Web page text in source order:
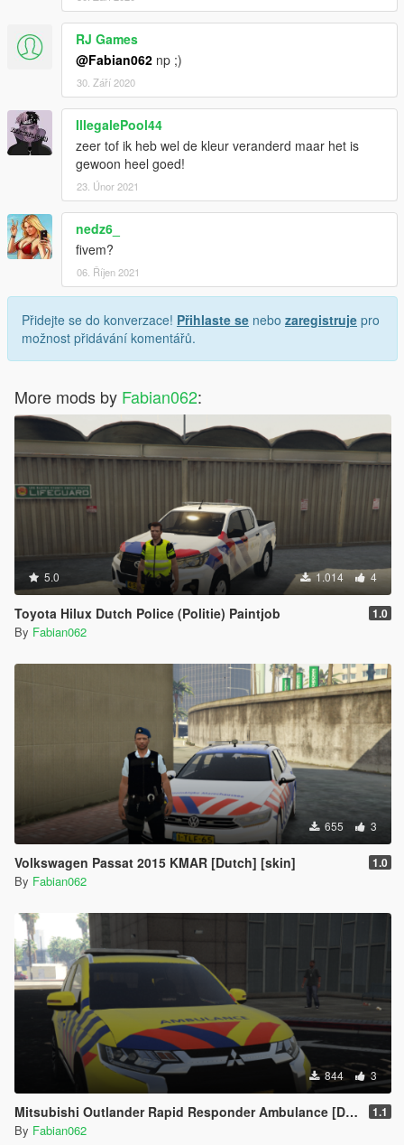
RJ Games
@Fabian062 np ;)
30. Září 2020
IllegalePool44
zeer tof ik heb wel de kleur veranderd maar het is
gewoon heel goed!
23. Únor 2021
nedz6_
fivem?
06. Říjen 2021
Přidejte se do konverzace! Přihlaste se nebo zaregistruje pro
možnost přidávání komentářů.
More mods by Fabian062:
5.0 1.014 4
Toyota Hilux Dutch Police (Politie) Paintjob 1.0
By Fabian062
655 3
Volkswagen Passat 2015 KMAR [Dutch] [skin] 1.0
By Fabian062
844 3
Mitsubishi Outlander Rapid Responder Ambulance [Dutch] [Skin] 1.1
By Fabian062